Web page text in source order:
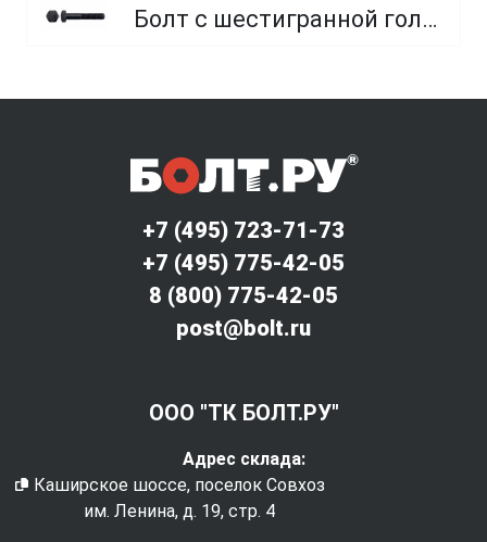
Болт с шестигранной головкой, неполная резьба, класс прочности 10.9 и 12.9
+7 (495) 723-71-73
+7 (495) 775-42-05
8 (800) 775-42-05
post@bolt.ru
ООО "ТК БОЛТ.РУ"
Адрес склада:
Каширское шоссе, поселок Совхоз
им. Ленина, д. 19, стр. 4